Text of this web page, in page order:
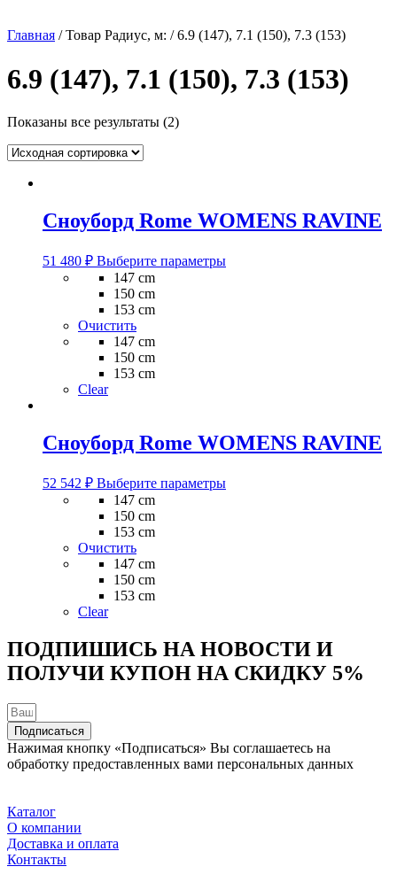
Главная / Товар Радиус, м: / 6.9 (147), 7.1 (150), 7.3 (153)
6.9 (147), 7.1 (150), 7.3 (153)
Показаны все результаты (2)
Сноуборд Rome WOMENS RAVINE
51 480 ₽ Выберите параметрыЭтот
147 cm
150 cm
153 cm
Очистить
147 cm
150 cm
153 cm
Clear
Сноуборд Rome WOMENS RAVINE
52 542 ₽ Выберите параметрыЭтот
товара.
147 cm
150 cm
153 cm
Очистить
147 cm
150 cm
153 cm
Clear
ПОДПИШИСЬ НА НОВОСТИ И
ПОЛУЧИ КУПОН НА СКИДКУ 5%
Подписаться
Нажимая кнопку «Подписаться» Вы соглашаетесь на
обработку предоставленных вами персональных данных
Каталог
О компании
Доставка и оплата
Контакты